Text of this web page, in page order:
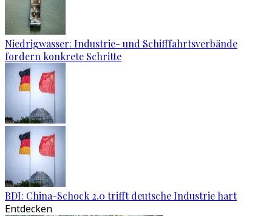
Niedrigwasser: Industrie- und Schifffahrtsverbände
fordern konkrete Schritte
BDI: China-Schock 2.0 trifft deutsche Industrie hart
Entdecken